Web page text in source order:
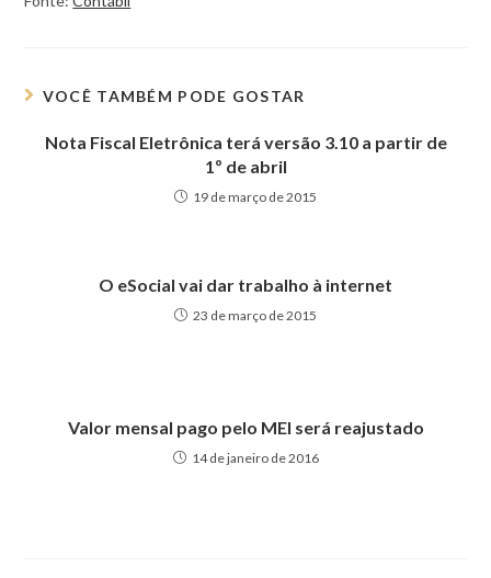
VOCÊ TAMBÉM PODE GOSTAR
Nota Fiscal Eletrônica terá versão 3.10 a partir de
1º de abril
19 de março de 2015
O eSocial vai dar trabalho à internet
23 de março de 2015
Valor mensal pago pelo MEI será reajustado
14 de janeiro de 2016